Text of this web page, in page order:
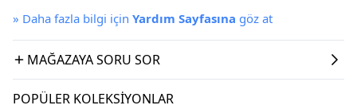
» Daha fazla bilgi için Yardım Sayfasına göz at
MAĞAZAYA SORU SOR
POPÜLER KOLEKSIYONLAR